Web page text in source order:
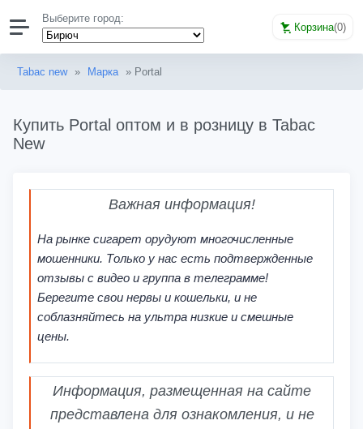
Выберите город:
Корзина(0)
Tabac new » Марка » Portal
Купить Portal оптом и в розницу в Tabac
New
Важная информация!
На рынке сигарет орудуют многочисленные
мошенники. Только у нас есть подтвержденные
отзывы с видео и группа в телеграмме!
Берегите свои нервы и кошельки, и не
соблазняйтесь на ультра низкие и смешные
цены.
Информация, размещенная на сайте
представлена для ознакомления, и не